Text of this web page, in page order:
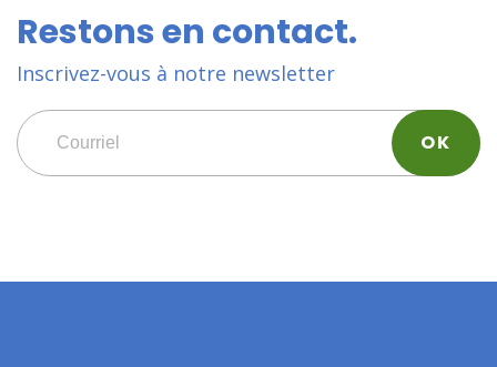
Restons en contact.
Inscrivez-vous à notre newsletter